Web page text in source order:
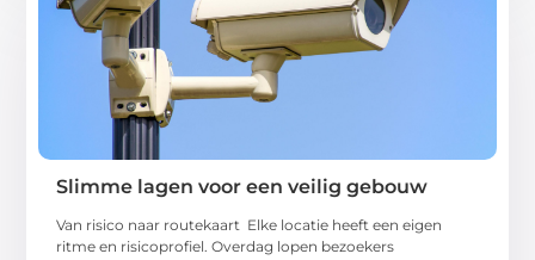
Slimme lagen voor een veilig gebouw
Van risico naar routekaart Elke locatie heeft een eigen
ritme en risicoprofiel. Overdag lopen bezoekers